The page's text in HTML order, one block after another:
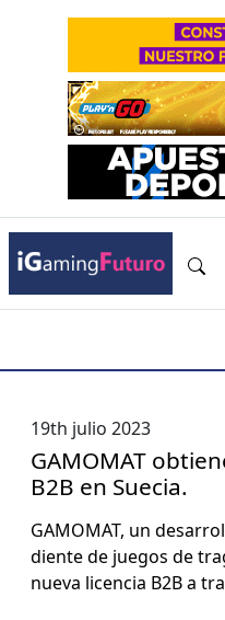
19th julio 2023
GAMOMAT
B2B en Suecia.
GAMOMAT, un
di­ente de jue­gos de
nue­va licen­cia B2B a